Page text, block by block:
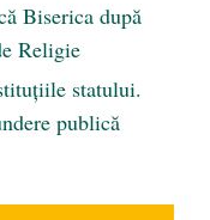
Biserica după
Religie
statului.
publică